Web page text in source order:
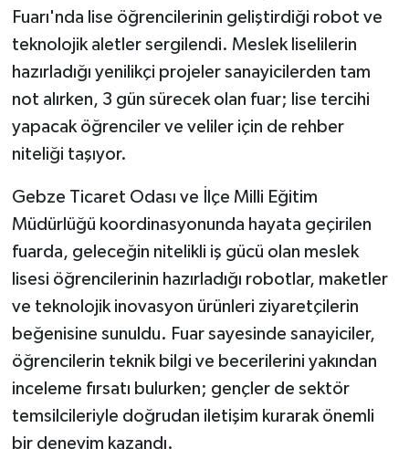
Fuarı'nda lise öğrencilerinin geliştirdiği robot ve
teknolojik aletler sergilendi. Meslek liselilerin
hazırladığı yenilikçi projeler sanayicilerden tam
not alırken, 3 gün sürecek olan fuar; lise tercihi
yapacak öğrenciler ve veliler için de rehber
niteliği taşıyor.
Gebze Ticaret Odası ve İlçe Milli Eğitim
Müdürlüğü koordinasyonunda hayata geçirilen
fuarda, geleceğin nitelikli iş gücü olan meslek
lisesi öğrencilerinin hazırladığı robotlar, maketler
ve teknolojik inovasyon ürünleri ziyaretçilerin
beğenisine sunuldu. Fuar sayesinde sanayiciler,
öğrencilerin teknik bilgi ve becerilerini yakından
inceleme fırsatı bulurken; gençler de sektör
temsilcileriyle doğrudan iletişim kurarak önemli
bir deneyim kazandı.